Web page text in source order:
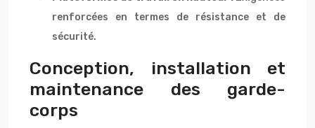
renforcées en termes de résistance et de
sécurité.
Conception, installation et
maintenance des garde-
corps